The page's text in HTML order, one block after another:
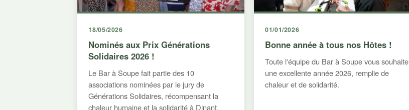
18/05/2026
Nominés aux Prix Générations
Solidaires 2026 !
Le Bar à Soupe fait partie des 10
associations nominées par le jury de
Générations Solidaires, récompensant la
chaleur humaine et la solidarité à Dinant.
01/01/2026
Bonne année à tous nos Hôtes !
Toute l'équipe du Bar à Soupe vous souhaite
une excellente année 2026, remplie de
chaleur et de solidarité.